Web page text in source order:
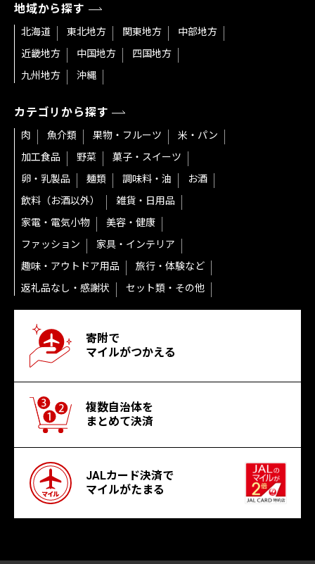
地域から探す
北海道 東北地方 関東地方
中部地方
近畿地方
中国地方
四国地方
九州地方
沖縄
カテゴリから探す
肉 魚介類 果物・フルーツ
米・パン
加工食品
野菜
菓子・スイーツ
卵・乳製品
麺類 調味料・油
お酒
飲料（お酒以外）
雑貨・日用品
家電・電気小物
美容・健康
ファッション
家具・インテリア
趣味・アウトドア用品
旅行・体験など
返礼品なし・感謝状
セット類・その他
寄附で
マイルがつかえる
複数自治体を
まとめて決済
JALカード決済で
マイルがたまる